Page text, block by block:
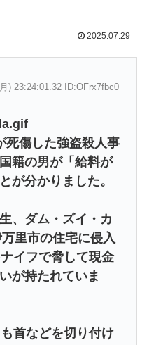
2025.07.29
) 23:24:01.32 ID:OFrx7fbc0
死傷した強盗殺人事
籍の男が「給料が
が分かりました。
、ダム・ズイ・カ
里市の住宅に侵入
イフで脅して現金
が持たれていま
首などを切り付け